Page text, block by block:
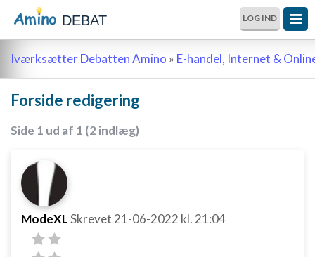
DEBAT LOG IND
Iværksætter Debatten Amino » E-handel, Internet &
Forside redigering
Side 1 ud af 1 (2 indlæg)
ModeXLSkrevet 21-06-2022 kl. 21:04